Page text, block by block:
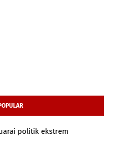
politik ekstrem